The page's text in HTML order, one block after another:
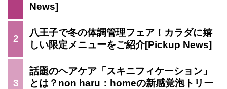
2
八王子で冬の体調管理フェア！カラダに嬉
しい限定メニューをご紹介
3
話題のヘアケア「スキニフィケーション」
とは？non haru：homeの新感覚泡トリー